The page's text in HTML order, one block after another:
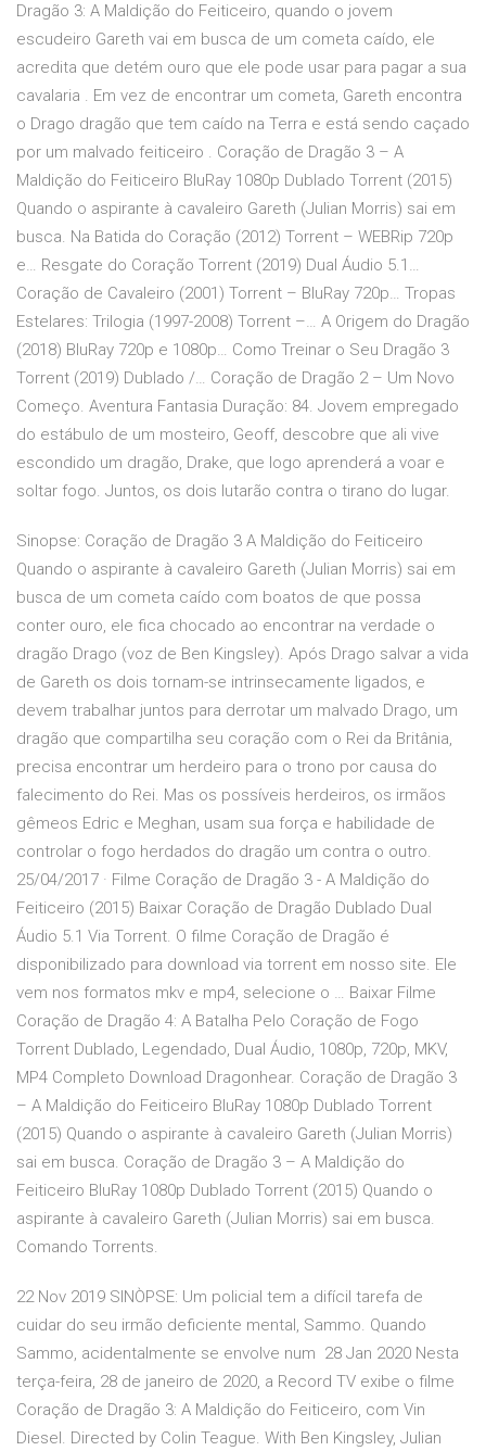
Dragão 3: A Maldição do Feiticeiro, quando o jovem
escudeiro Gareth vai em busca de um cometa caído, ele
acredita que detém ouro que ele pode usar para pagar a sua
cavalaria . Em vez de encontrar um cometa, Gareth encontra
o Drago dragão que tem caído na Terra e está sendo caçado
por um malvado feiticeiro . Coração de Dragão 3 – A
Maldição do Feiticeiro BluRay 1080p Dublado Torrent (2015)
Quando o aspirante à cavaleiro Gareth (Julian Morris) sai em
busca. Na Batida do Coração (2012) Torrent – WEBRip 720p
e… Resgate do Coração Torrent (2019) Dual Áudio 5.1…
Coração de Cavaleiro (2001) Torrent – BluRay 720p… Tropas
Estelares: Trilogia (1997-2008) Torrent –… A Origem do Dragão
(2018) BluRay 720p e 1080p… Como Treinar o Seu Dragão 3
Torrent (2019) Dublado /… Coração de Dragão 2 – Um Novo
Começo. Aventura Fantasia Duração: 84. Jovem empregado
do estábulo de um mosteiro, Geoff, descobre que ali vive
escondido um dragão, Drake, que logo aprenderá a voar e
soltar fogo. Juntos, os dois lutarão contra o tirano do lugar.
Sinopse: Coração de Dragão 3 A Maldição do Feiticeiro
Quando o aspirante à cavaleiro Gareth (Julian Morris) sai em
busca de um cometa caído com boatos de que possa
conter ouro, ele fica chocado ao encontrar na verdade o
dragão Drago (voz de Ben Kingsley). Após Drago salvar a vida
de Gareth os dois tornam-se intrinsecamente ligados, e
devem trabalhar juntos para derrotar um malvado Drago, um
dragão que compartilha seu coração com o Rei da Britânia,
precisa encontrar um herdeiro para o trono por causa do
falecimento do Rei. Mas os possíveis herdeiros, os irmãos
gêmeos Edric e Meghan, usam sua força e habilidade de
controlar o fogo herdados do dragão um contra o outro.
25/04/2017 · Filme Coração de Dragão 3 - A Maldição do
Feiticeiro (2015) Baixar Coração de Dragão Dublado Dual
Áudio 5.1 Via Torrent. O filme Coração de Dragão é
disponibilizado para download via torrent em nosso site. Ele
vem nos formatos mkv e mp4, selecione o … Baixar Filme
Coração de Dragão 4: A Batalha Pelo Coração de Fogo
Torrent Dublado, Legendado, Dual Áudio, 1080p, 720p, MKV,
MP4 Completo Download Dragonhear. Coração de Dragão 3
– A Maldição do Feiticeiro BluRay 1080p Dublado Torrent
(2015) Quando o aspirante à cavaleiro Gareth (Julian Morris)
sai em busca. Coração de Dragão 3 – A Maldição do
Feiticeiro BluRay 1080p Dublado Torrent (2015) Quando o
aspirante à cavaleiro Gareth (Julian Morris) sai em busca.
Comando Torrents.
22 Nov 2019 SINÒPSE: Um policial tem a difícil tarefa de
cuidar do seu irmão deficiente mental, Sammo. Quando
Sammo, acidentalmente se envolve num 28 Jan 2020 Nesta
terça-feira, 28 de janeiro de 2020, a Record TV exibe o filme
Coração de Dragão 3: A Maldição do Feiticeiro, com Vin
Diesel. Directed by Colin Teague. With Ben Kingsley, Julian